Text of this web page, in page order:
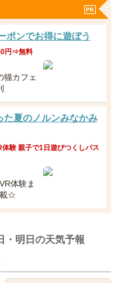
ポンでお得に遊ぼう
円⇒無料
猫カフェ
た夏のノルンみなかみ
験 親子で1日遊びつくしパス
体験ま
載☆
・明日の天気予報